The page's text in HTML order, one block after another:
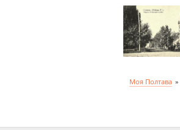
Моя Полтава »